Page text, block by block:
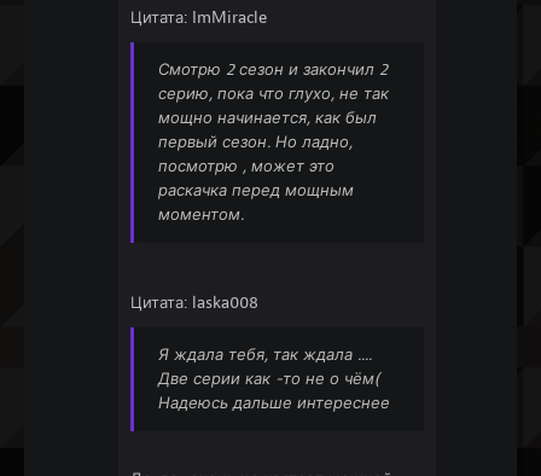
Цитата: ImMiracle
Смотрю 2 сезон и закончил 2
серию, пока что глухо, не так
мощно начинается, как был
первый сезон. Но ладно,
посмотрю , может это
раскачка перед мощным
моментом.
Цитата: laska008
Я ждала тебя, так ждала ....
Две серии как -то не о чём(
Надеюсь дальше интереснее